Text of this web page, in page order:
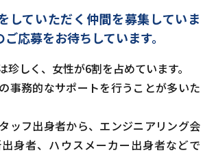
していただく仲間を募集していま
応募をお待ちしています。
珍しく、女性が6割を占めています。
事務的なサポートを行うことが多いた
ッフ出身者から、エンジニアリング会
身者、ハウスメーカー出身者などで